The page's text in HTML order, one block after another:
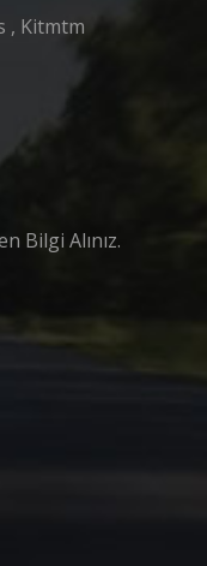
, Kitmtm
Bilgi Alınız.